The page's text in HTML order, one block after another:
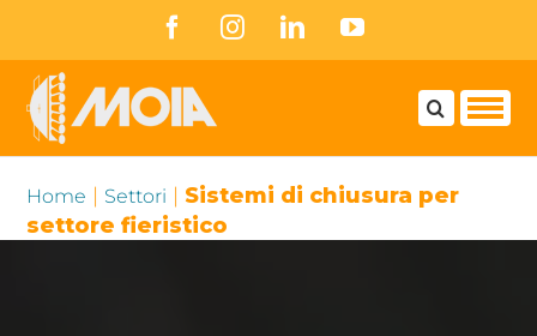
content
FacebookInstagramLinkedInYouTube
Home | Settori | Sistemi di chiusura per
settore fieristico